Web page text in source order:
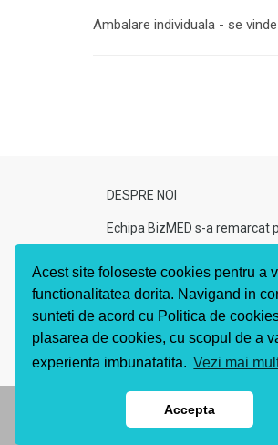
Acest site foloseste cookies pentru a
functionalitatea dorita. Navigand in
sunteti de acord cu Politica de
plasarea de cookies, cu scopul de a
experienta imbunatatita. Vezi mai
Accepta
Ambalare individuala - se
DESPRE NOI
Echipa BizMED s-a remarcat
rezolvarea problemelor
acest motiv, astazi, clientii
se pot baza pe noi oricand.